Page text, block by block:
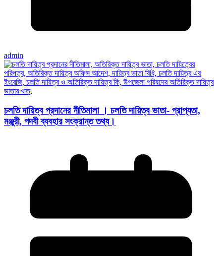
admin
চলতি দায়িত্ব প্রদানের নীতিমালা । চলতি দায়িত্ব ভাতা- প্রাপ্যতা,
মঞ্জুরী, পদবী ব্যবহার সংক্রান্ত তথ্য।